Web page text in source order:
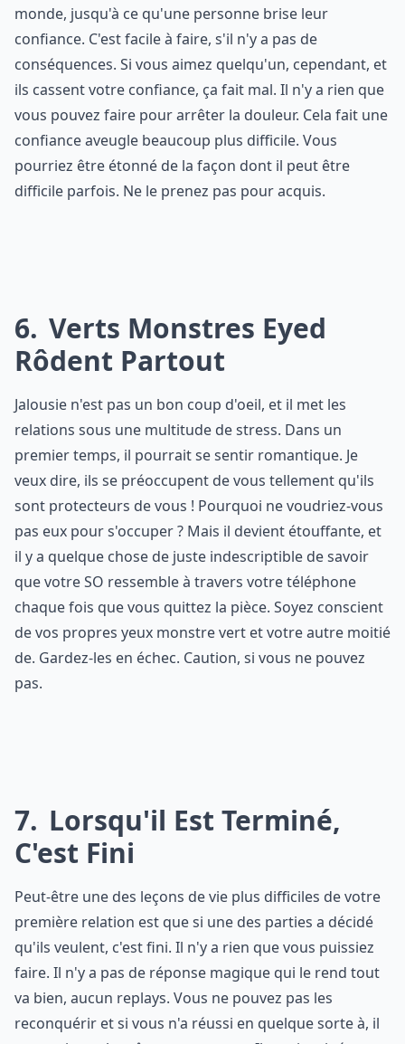
monde, jusqu'à ce qu'une personne brise leur
confiance. C'est facile à faire, s'il n'y a pas de
conséquences. Si vous aimez quelqu'un, cependant, et
ils cassent votre confiance, ça fait mal. Il n'y a rien que
vous pouvez faire pour arrêter la douleur. Cela fait une
confiance aveugle beaucoup plus difficile. Vous
pourriez être étonné de la façon dont il peut être
difficile parfois. Ne le prenez pas pour acquis.
6 Verts Monstres Eyed
Rôdent Partout
Jalousie n'est pas un bon coup d'oeil, et il met les
relations sous une multitude de stress. Dans un
premier temps, il pourrait se sentir romantique. Je
veux dire, ils se préoccupent de vous tellement qu'ils
sont protecteurs de vous ! Pourquoi ne voudriez-vous
pas eux pour s'occuper ? Mais il devient étouffante, et
il y a quelque chose de juste indescriptible de savoir
que votre SO ressemble à travers votre téléphone
chaque fois que vous quittez la pièce. Soyez conscient
de vos propres yeux monstre vert et votre autre moitié
de. Gardez-les en échec. Caution, si vous ne pouvez
pas.
7 Lorsqu'il Est Terminé,
C'est Fini
Peut-être une des leçons de vie plus difficiles de votre
première relation est que si une des parties a décidé
qu'ils veulent, c'est fini. Il n'y a rien que vous puissiez
faire. Il n'y a pas de réponse magique qui le rend tout
va bien, aucun replays. Vous ne pouvez pas les
reconquérir et si vous n'a réussi en quelque sorte à, il